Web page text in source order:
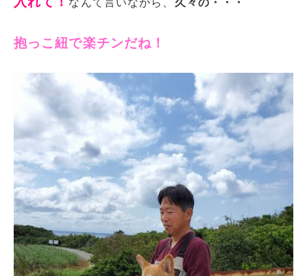
なんて言いながら、 久々の・・・
抱っこ紐で楽チンだね！